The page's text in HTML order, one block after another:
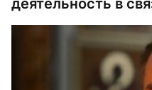
деятельность в